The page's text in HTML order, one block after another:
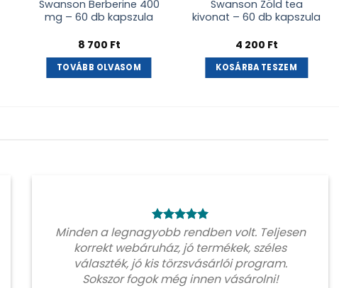
Swanson Berberine 400
mg – 60 db kapszula
8 700 Ft
TOVÁBB OLVASOM
Swanson Zöld tea
kivonat – 60 db kapszula
4 200 Ft
KOSÁRBA TESZEM
Minden a legnagyobb rendben volt. Teljesen
korrekt webáruház, jó termékek, széles
választék, jó kis törzsvásárlói program.
Sokszor fogok még innen vásárolni!